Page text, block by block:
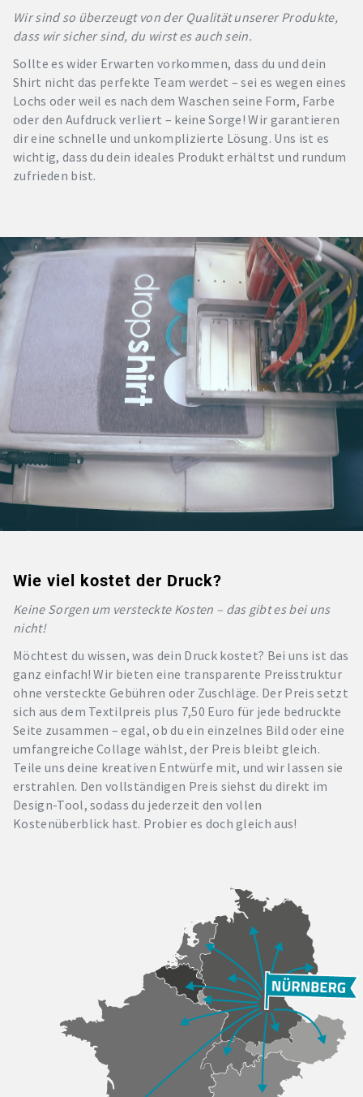
Wir sind so überzeugt von der Qualität unserer Produkte,
dass wir sicher sind, du wirst es auch sein.
Sollte es wider Erwarten vorkommen, dass du und dein
Shirt nicht das perfekte Team werdet – sei es wegen eines
Lochs oder weil es nach dem Waschen seine Form, Farbe
oder den Aufdruck verliert – keine Sorge! Wir garantieren
dir eine schnelle und unkomplizierte Lösung. Uns ist es
wichtig, dass du dein ideales Produkt erhältst und rundum
zufrieden bist.
Wie viel kostet der Druck?
Keine Sorgen um versteckte Kosten – das gibt es bei uns
nicht!
Möchtest du wissen, was dein Druck kostet? Bei uns ist das
ganz einfach! Wir bieten eine transparente Preisstruktur
ohne versteckte Gebühren oder Zuschläge. Der Preis setzt
sich aus dem Textilpreis plus 7,50 Euro für jede bedruckte
Seite zusammen – egal, ob du ein einzelnes Bild oder eine
umfangreiche Collage wählst, der Preis bleibt gleich.
Teile uns deine kreativen Entwürfe mit, und wir lassen sie
erstrahlen. Den vollständigen Preis siehst du direkt im
Design-Tool, sodass du jederzeit den vollen
Kostenüberblick hast. Probier es doch gleich aus!